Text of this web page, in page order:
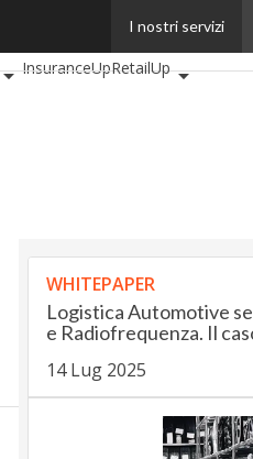
I nostri servizi
InsuranceUpRetailUp
WHITEPAPER
Logistica Automotive
e Radiofrequenza. Il
14 Lug 2025